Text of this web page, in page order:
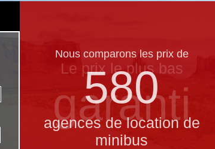
Nous comparons les prix de
580
agences de location de
minibus
Le prix le​ plus bas
garanti